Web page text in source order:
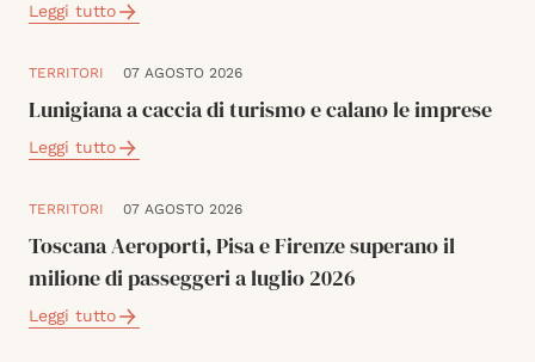
Leggi tutto
TERRITORI 07 AGOSTO 2026
Lunigiana a caccia di turismo e calano le imprese
Leggi tutto
TERRITORI 07 AGOSTO 2026
Toscana Aeroporti, Pisa e Firenze superano il
milione di passeggeri a luglio 2026
Leggi tutto